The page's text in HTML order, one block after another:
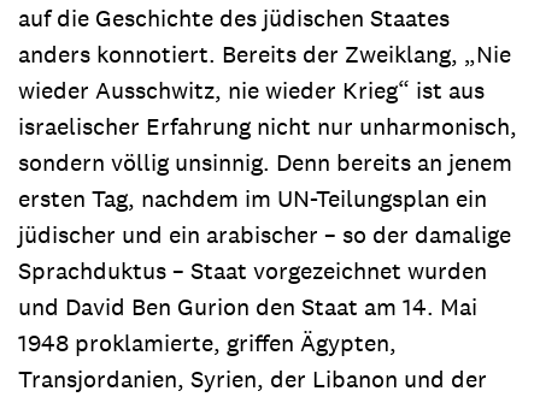
auf die Geschichte des jüdischen Staates
anders konnotiert. Bereits der Zweiklang, „Nie
wieder Ausschwitz, nie wieder Krieg“ ist aus
israelischer Erfahrung nicht nur unharmonisch,
sondern völlig unsinnig. Denn bereits an jenem
ersten Tag, nachdem im UN-Teilungsplan ein
jüdischer und ein arabischer – so der damalige
Sprachduktus – Staat vorgezeichnet wurden
und David Ben Gurion den Staat am 14. Mai
1948 proklamierte, griffen Ägypten,
Transjordanien, Syrien, der Libanon und der